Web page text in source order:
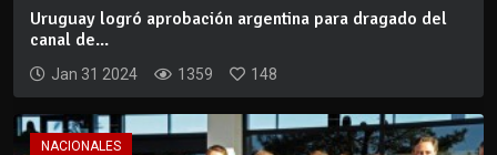
Uruguay logró aprobación argentina para dragado del
canal de...
Jan 31 2024 1359 148
NACIONALES